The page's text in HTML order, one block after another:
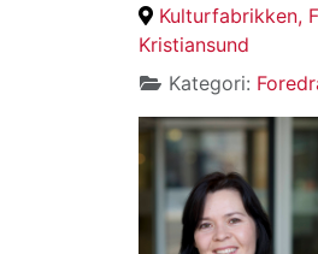
Kulturfabrikken,
Kristiansund
Kategori: